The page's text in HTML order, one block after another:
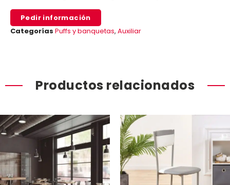
Pedir información
Categorías Puffs y banquetas, Auxiliar
Productos relacionados